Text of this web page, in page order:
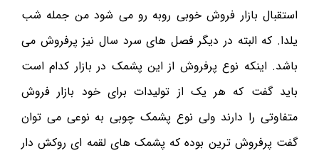
استقبال بازار فروش خوبی روبه رو می شود من جمله شب
یلدا. که البته در دیگر فصل های سرد سال نیز پرفروش می
باشد. اینکه نوع پرفروش از این پشمک در بازار کدام است
باید گفت که هر یک از تولیدات برای خود بازار فروش
متفاوتی را دارند ولی نوع پشمک چوبی به نوعی می توان
گفت پرفروش ترین بوده که پشمک های لقمه ای روکش دار